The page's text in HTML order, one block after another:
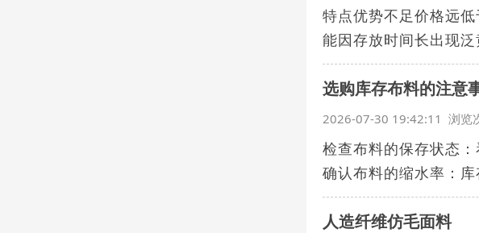
特点优势不足价格远
能因存放时间长出现
选购库存布料的注意
2026-07-30 19:42:11 浏览
检查布料的保存状态
确认布料的缩水率：
人造纤维仿毛面料